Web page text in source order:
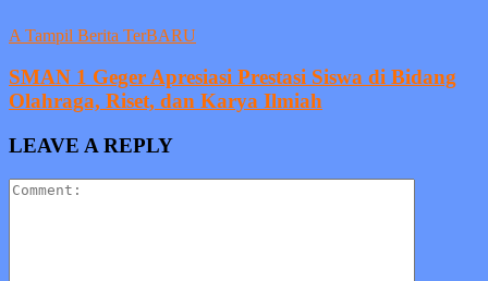
A Tampil Berita TerBARU
SMAN 1 Geger Apresiasi Prestasi Siswa di Bidang
Olahraga, Riset, dan Karya Ilmiah
LEAVE A REPLY